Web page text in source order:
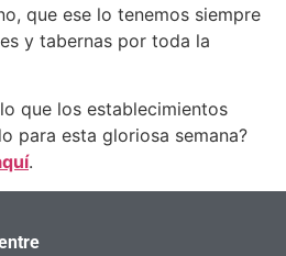
que ese lo tenemos siempre
y tabernas por toda la
que los establecimientos
para esta gloriosa semana?
.